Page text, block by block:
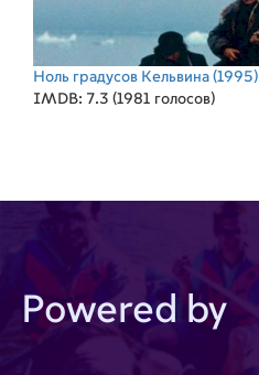
Ноль градусов Кельвина (1995)
IMDB: 7.3 (1981 голосов)
Powered by